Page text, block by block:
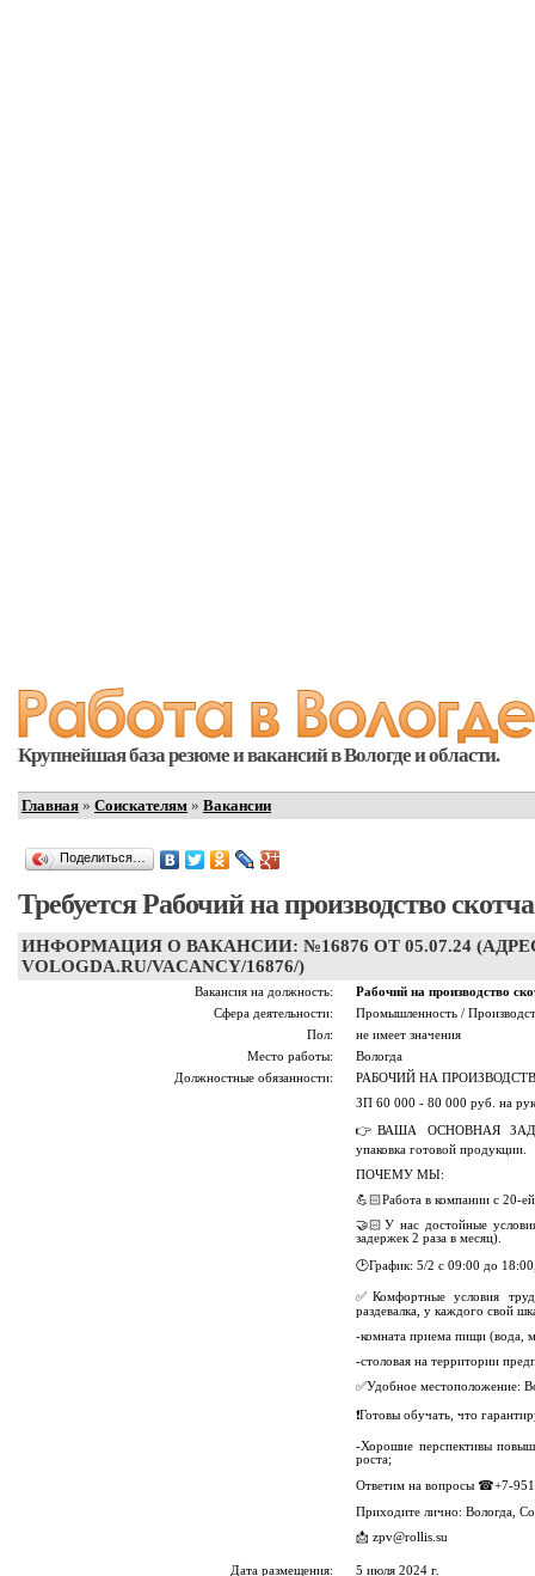
Крупнейшая база резюме и вакансий в Вологде и области.
Главная » Соискателям » Вакансии
Поделиться…
Требуется Рабочий на производство
ИНФОРМАЦИЯ О ВАКАНСИИ: №16876 ОТ 05.07.24 (АДРЕС:
VOLOGDA.RU/VACANCY/16876/)
Вакансия на должность:
Рабочий на производство
Сфера деятельности:
Промышленность /
Пол:
не имеет значения
Место работы:
Вологда
Должностные обязанности:
РАБОЧИЙ НА ПРОИЗВОДСТВО
ЗП 60 000 - 80 000 руб. на
👉ВАША ОСНОВНАЯ ЗАДАЧА
упаковка готовой продукции.
ПОЧЕМУ МЫ:
💪🏻Работа в компании с 20-
🤝🏻У нас достойные
задержек 2 раза в месяц).
🕑График: 5/2 с 09:00 до
✅Комфортные условия
раздевалка, у каждого свой
-комната приема пищи (вода,
-столовая на территории
✅Удобное местоположение:
❗Готовы обучать, что
-Хорошие перспективы
роста;
Ответим на вопросы ☎+7-
Приходите лично: Вологда,
📩 zpv@rollis.su
Дата размещения: 5 июля 2024 г.